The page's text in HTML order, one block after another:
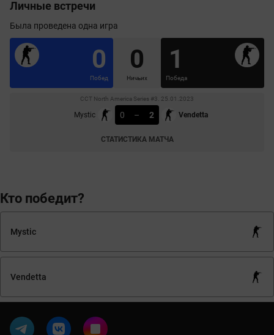
Кто победит?
Mystic
Vendetta
Личные встречи
Была проведена одна игра
0
Побед
0
Ничьих
1
Победа
CCT North America Series #3. 25.01.2023
Mystic 0 – 2 Vendetta
СТАТИСТИКА МАТЧА